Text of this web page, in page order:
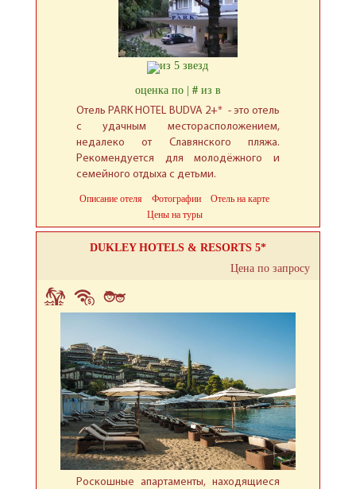
оценка по | #из в
Отель PARK HOTEL BUDVA 2+* - это отель
с удачным месторасположением,
недалеко от Славянского пляжа.
Рекомендуется для молодёжного и
семейного отдыха с детьми.
Описание отеля Фотографии
Отель на карте
Цены на туры
DUKLEY HOTELS & RESORTS 5*
Цена по запросу
Роскошные апартаменты, находящиеся